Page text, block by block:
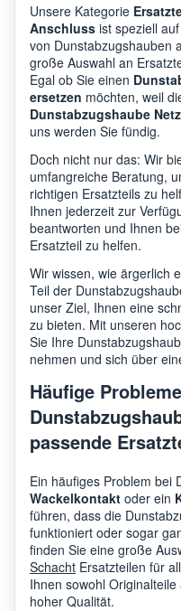
Unsere Kategorie
Anschluss ist speziell
von Dunstabzugshauben
große Auswahl an
Egal ob Sie einen
ersetzen möchten, weil
Dunstabzugshaube
uns werden Sie fündig.
Doch nicht nur das: Wir
umfangreiche Beratung,
richtigen Ersatzteils zu
Ihnen jederzeit zur
beantworten und Ihnen
Ersatzteil zu helfen.
Wir wissen, wie ärgerlich
Teil der
unser Ziel, Ihnen eine
zu bieten. Mit unseren
Sie Ihre
nehmen und sich über
Häufige
passende
Ein häufiges Problem bei
Wackelkontakt oder ein
führen, dass die
funktioniert oder sogar
finden Sie eine große
Schacht Ersatzteilen für
Ihnen sowohl
hoher Qualität.